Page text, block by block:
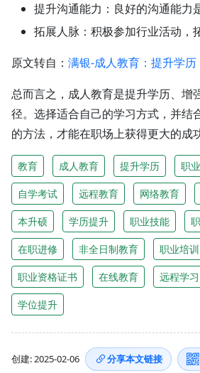
提升沟通能力： 良好的沟通能力
拓展人脉： 积极参加行业活动，
原文转自： 满银-成人教育：提升学
总而言之，成人教育是提升学历、增
径。选择适合自己的学习方式，并结
的方法，才能在职场上获得更大的成功
教育 成人教育 提升学历 职
自学考试 远程教育 网络教育
本升硕 学历提升 职业技能
在职进修 非全日制教育 职业培训
职业资格证书 在线教育 远程学习
学位提升
创建: 2025-02-06 分享本文链接